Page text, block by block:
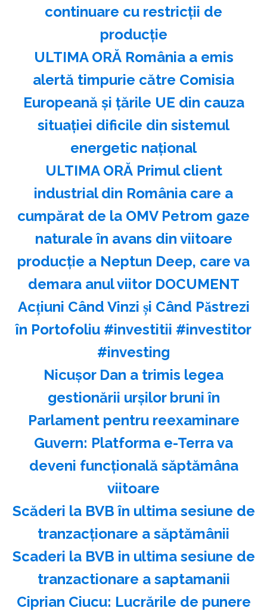
continuare cu restricţii de
producţie
ULTIMA ORĂ România a emis
alertă timpurie către Comisia
Europeană și țările UE din cauza
situației dificile din sistemul
energetic național
ULTIMA ORĂ Primul client
industrial din România care a
cumpărat de la OMV Petrom gaze
naturale în avans din viitoare
producție a Neptun Deep, care va
demara anul viitor DOCUMENT
Acțiuni Când Vinzi și Când Păstrezi
în Portofoliu #investitii #investitor
#investing
Nicuşor Dan a trimis legea
gestionării urşilor bruni în
Parlament pentru reexaminare
Guvern: Platforma e-Terra va
deveni funcţională săptămâna
viitoare
Scăderi la BVB în ultima sesiune de
tranzacţionare a săptămânii
Scaderi la BVB in ultima sesiune de
tranzactionare a saptamanii
Ciprian Ciucu: Lucrările de punere